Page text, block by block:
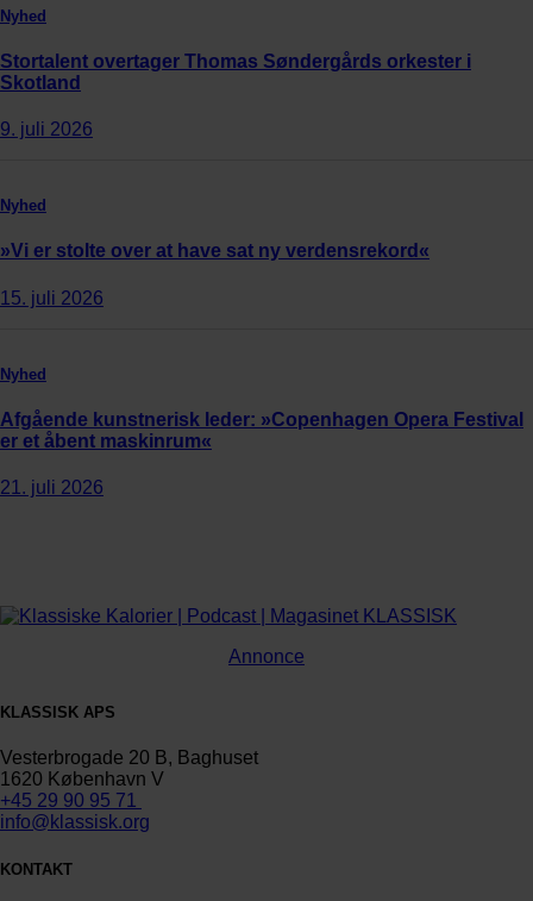
Nyhed
Stortalent overtager Thomas Søndergårds orkester i
Skotland
9. juli 2026
Nyhed
»Vi er stolte over at have sat ny verdensrekord«
15. juli 2026
Nyhed
Afgående kunstnerisk leder: »Copenhagen Opera Festival
er et åbent maskinrum«
21. juli 2026
Annonce
KLASSISK APS
Vesterbrogade 20 B, Baghuset
1620 København V
+45 29 90 95 71
info@klassisk.org
KONTAKT